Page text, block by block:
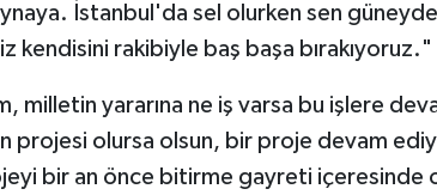
İstanbul'da sel olurken sen
kendisini rakibiyle baş başa
milletin yararına ne iş varsa bu işlere
projesi olursa olsun, bir proje devam
bir an önce bitirme gayreti içeresinde